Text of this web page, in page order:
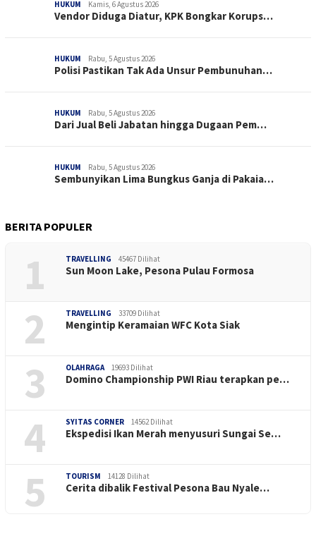
HUKUM Kamis, 6 Agustus 2026
Vendor Diduga Diatur, KPK Bongkar Korups…
HUKUM Rabu, 5 Agustus 2026
Polisi Pastikan Tak Ada Unsur Pembunuhan…
HUKUM Rabu, 5 Agustus 2026
Dari Jual Beli Jabatan hingga Dugaan Pem…
HUKUM Rabu, 5 Agustus 2026
Sembunyikan Lima Bungkus Ganja di Pakaia…
BERITA POPULER
1 TRAVELLING 45467 Dilihat
Sun Moon Lake, Pesona Pulau Formosa
2 TRAVELLING 33709 Dilihat
Mengintip Keramaian WFC Kota Siak
3 OLAHRAGA 19693 Dilihat
Domino Championship PWI Riau terapkan pe…
4 SYITAS CORNER 14562 Dilihat
Ekspedisi Ikan Merah menyusuri Sungai Se…
5 TOURISM 14128 Dilihat
Cerita dibalik Festival Pesona Bau Nyale…